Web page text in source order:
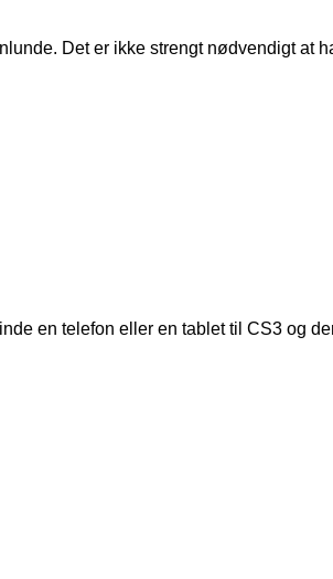
Det er ikke strengt nødvendigt at
en telefon eller en tablet til CS3 og